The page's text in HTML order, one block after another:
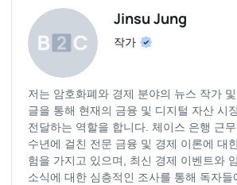
Jinsu Jung
작가
저는 암호화폐와 경제 분야의 뉴스 작가
글을 통해 현재의 금융 및 디지털 자산 시
전달하는 역할을 합니다. 체이스 은행 근
수년에 걸친 전문 금융 및 경제 이론에 대
험을 가지고 있으며, 최신 경제 이벤트와
소식에 대한 심층적인 조사를 통해 독자들